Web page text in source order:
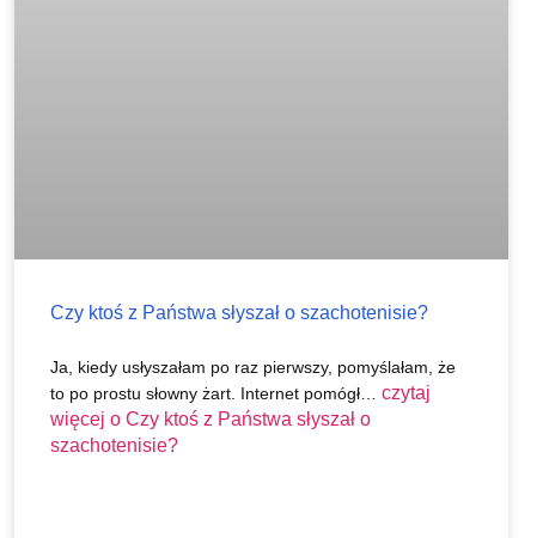
Czy ktoś z Państwa słyszał o szachotenisie?
Ja, kiedy usłyszałam po raz pierwszy, pomyślałam, że
to po prostu słowny żart. Internet pomógł… czytaj
więcej oCzy ktoś z Państwa słyszał o
szachotenisie?